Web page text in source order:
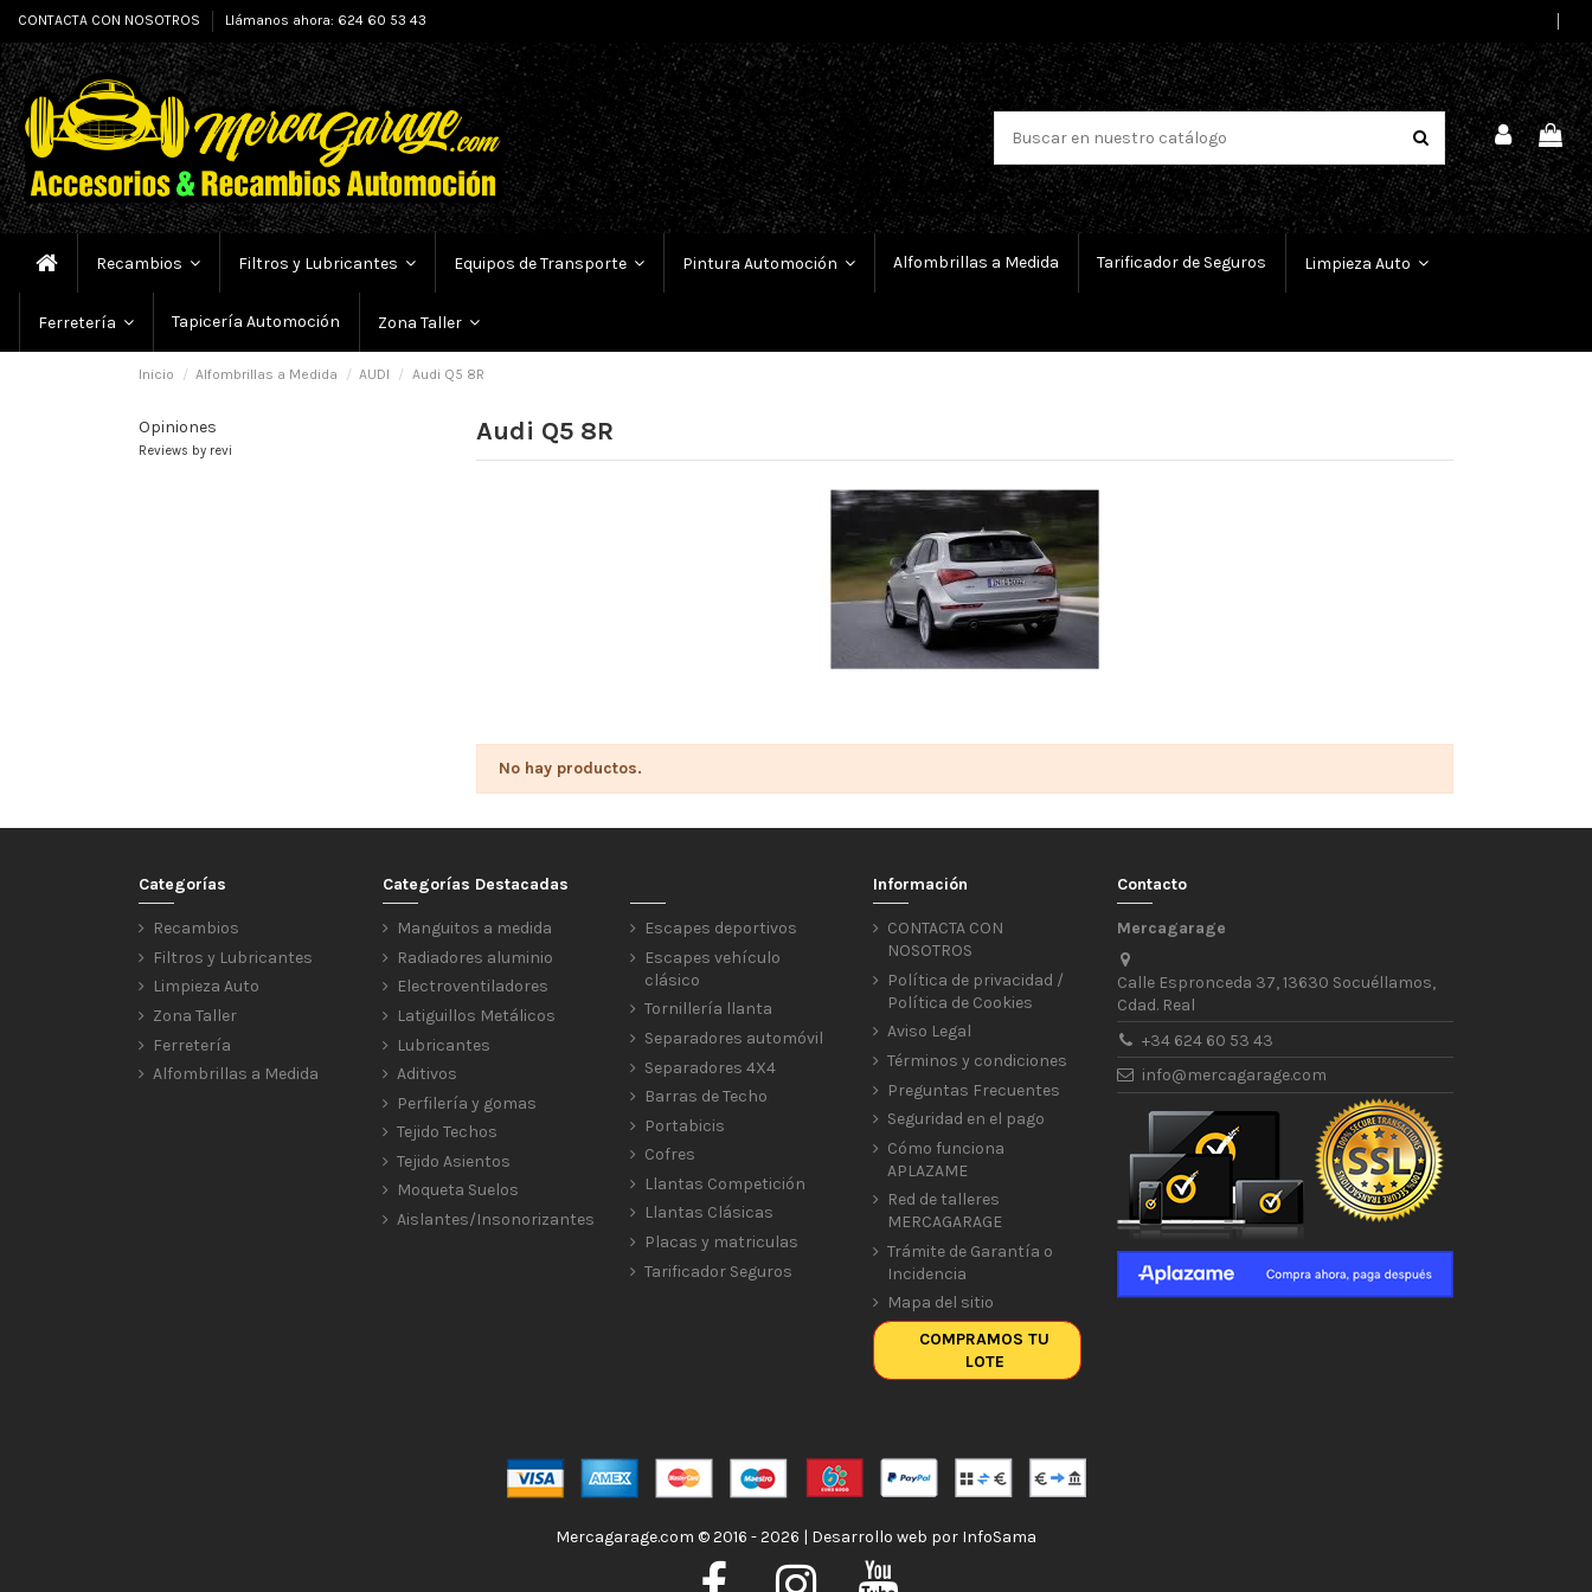
CONTACTA CON NOSOTROS Llámanos ahora: 624 60 53 43
Recambios Filtros y Lubricantes Equipos de Transporte Pintura Automoción Alfombrillas a Medida Tarificador de Seguros Limpieza Auto
Ferretería Tapicería Automoción Zona Taller
Inicio Alfombrillas a Medida AUDI Audi Q5 8R
Audi Q5 8R
No hay productos.
Opiniones
Reviews by revi
Categorías
Recambios
Filtros y Lubricantes
Limpieza Auto
Zona Taller
Ferretería
Alfombrillas a Medida
Categorías Destacadas
Manguitos a medida
Radiadores aluminio
Electroventiladores
Latiguillos Metálicos
Lubricantes
Aditivos
Perfilería y gomas
Tejido Techos
Tejido Asientos
Moqueta Suelos
Aislantes/Insonorizantes
Escapes deportivos
Escapes vehículo
clásico
Tornillería llanta
Separadores automóvil
Separadores 4X4
Barras de Techo
Portabicis
Cofres
Llantas Competición
Llantas Clásicas
Placas y matriculas
Tarificador Seguros
Información
CONTACTA CON
NOSOTROS
Política de privacidad /
Política de Cookies
Aviso Legal
Términos y condiciones
Preguntas Frecuentes
Seguridad en el pago
Cómo funciona
APLAZAME
Red de talleres
MERCAGARAGE
Trámite de Garantía o
Incidencia
Mapa del sitio
COMPRAMOS TU
LOTE
Contacto
Mercagarage
Calle Espronceda 37, 13630 Socuéllamos,
Cdad. Real
+34 624 60 53 43
info@mercagarage.com
Mercagarage.com © 2016 - 2026 | Desarrollo web por InfoSama